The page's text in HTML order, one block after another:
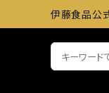
伊藤食品公